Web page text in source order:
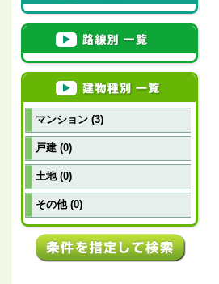
マンション (3)
戸建 (0)
土地 (0)
その他 (0)